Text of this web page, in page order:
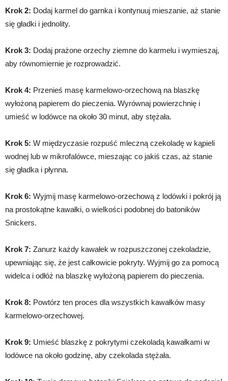
Krok 2: Dodaj karmel do garnka i kontynuuj mieszanie, aż stanie
się gładki i jednolity.
Krok 3: Dodaj prażone orzechy ziemne do karmelu i wymieszaj,
aby równomiernie je rozprowadzić.
Krok 4: Przenieś masę karmelowo-orzechową na blaszkę
wyłożoną papierem do pieczenia. Wyrównaj powierzchnię i
umieść w lodówce na około 30 minut, aby stężała.
Krok 5: W międzyczasie rozpuść mleczną czekoladę w kąpieli
wodnej lub w mikrofalówce, mieszając co jakiś czas, aż stanie
się gładka i płynna.
Krok 6: Wyjmij masę karmelowo-orzechową z lodówki i pokrój ją
na prostokątne kawałki, o wielkości podobnej do batoników
Snickers.
Krok 7: Zanurz każdy kawałek w rozpuszczonej czekoladzie,
upewniając się, że jest całkowicie pokryty. Wyjmij go za pomocą
widelca i odłóż na blaszkę wyłożoną papierem do pieczenia.
Krok 8: Powtórz ten proces dla wszystkich kawałków masy
karmelowo-orzechowej.
Krok 9: Umieść blaszkę z pokrytymi czekoladą kawałkami w
lodówce na około godzinę, aby czekolada stężała.